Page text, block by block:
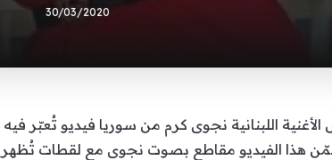
30/03/2020
اللبنانية نجوى كرم من سوريا فيديو تُعبّر
هذا الفيديو مقاطع بصوت نجوى مع لقطات تُظهر